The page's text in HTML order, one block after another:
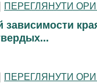
ПЕРЕГЛЯНУТИ
зависимости
ПЕРЕГЛЯНУТИ